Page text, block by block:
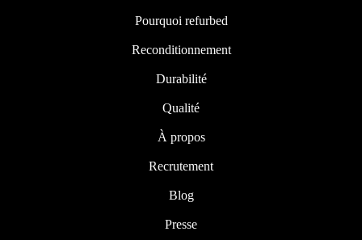
Pourquoi refurbed
Reconditionnement
Durabilité
Qualité
À propos
Recrutement
Blog
Presse